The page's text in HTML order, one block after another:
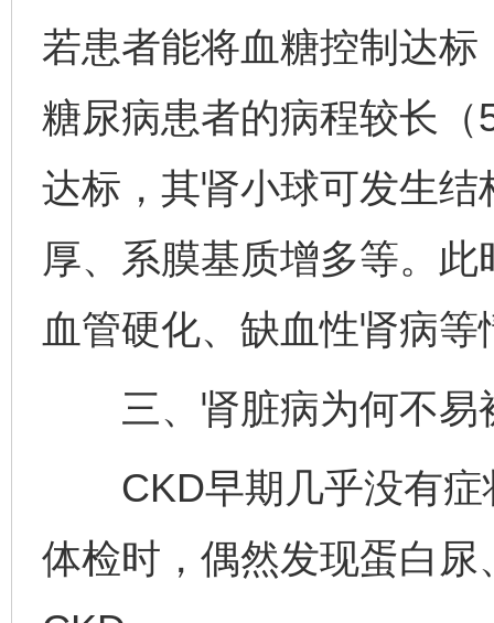
若患者能将血糖控制达
糖尿病患者的病程较长
达标，其肾小球可发生
厚、系膜基质增多等。
血管硬化、缺血性肾病等
三、肾脏病为何不易
CKD早期几乎没有症
体检时，偶然发现蛋白